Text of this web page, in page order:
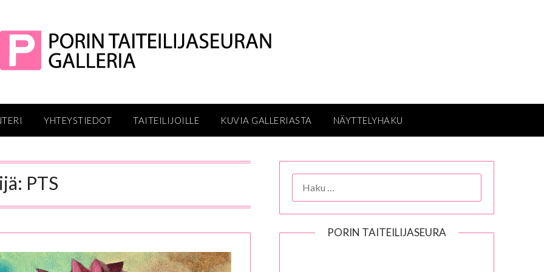
YHTEYSTIEDOT TAITEILIJOILLE KUVIA GALLERIASTA NÄYTTELYHAKU
PTS
PORIN TAITEILIJASEURA